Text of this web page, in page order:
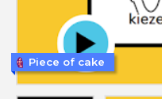
Piece of cake